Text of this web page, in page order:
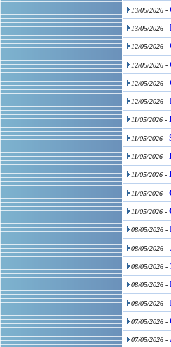
13/05/2026 -
13/05/2026 -
12/05/2026 -
12/05/2026 -
12/05/2026 -
12/05/2026 -
11/05/2026 -
11/05/2026 -
11/05/2026 -
11/05/2026 -
11/05/2026 -
11/05/2026 -
08/05/2026 -
08/05/2026 -
08/05/2026 -
08/05/2026 -
08/05/2026 -
07/05/2026 -
07/05/2026 -